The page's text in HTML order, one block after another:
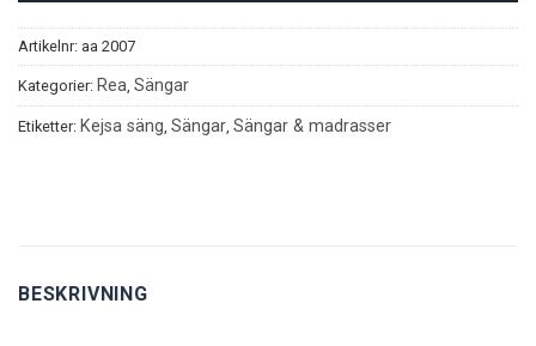
Artikelnr: aa 2007
Kategorier: Rea, Sängar
Etiketter: Kejsa säng, Sängar, Sängar & madrasser
BESKRIVNING